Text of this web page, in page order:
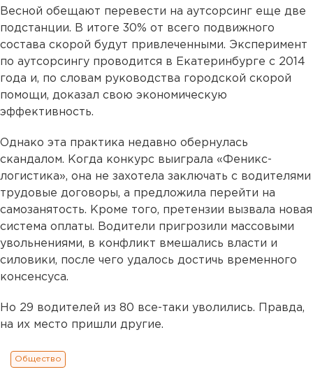
Весной обещают перевести на аутсорсинг еще две
подстанции. В итоге 30% от всего подвижного
состава скорой будут привлеченными. Эксперимент
по аутсорсингу проводится в Екатеринбурге с 2014
года и, по словам руководства городской скорой
помощи, доказал свою экономическую
эффективность.
Однако эта практика недавно обернулась
скандалом. Когда конкурс выиграла «Феникс-
логистика», она не захотела заключать с водителями
трудовые договоры, а предложила перейти на
самозанятость. Кроме того, претензии вызвала новая
система оплаты. Водители пригрозили массовыми
увольнениями, в конфликт вмешались власти и
силовики, после чего удалось достичь временного
консенсуса.
Но 29 водителей из 80 все-таки уволились. Правда,
на их место пришли другие.
Общество